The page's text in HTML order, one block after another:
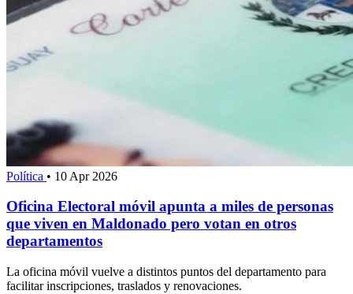
Política • 10 Apr 2026
Oficina Electoral móvil apunta a miles de personas
que viven en Maldonado pero votan en otros
departamentos
La oficina móvil vuelve a distintos puntos del departamento para
facilitar inscripciones, traslados y renovaciones.